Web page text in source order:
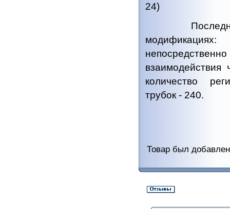
24)
Последние
количество
трубок - 240.
Товар был